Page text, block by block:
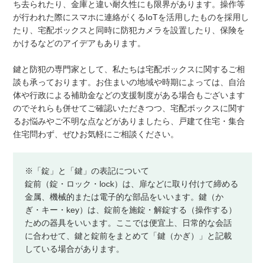
ち去られたり、金庫と違い耐久性にも限界があります。操作等
が行われた際にスマホに連絡がくるIoTを活用したものを採用し
たり、宅配ボックスと同時に防犯カメラを設置したり、保険を
かけるなどのアイデアもあります。
鍵と防犯の専門家として、私たちは宅配ボックスに関するご相
談も承っております。お住まいの地域や時期によっては、自治
体や行政による補助金などの支援制度がある場合もございます
のでそれらも併せてご確認いただきつつ、宅配ボックスに関す
るお悩みやご不明な点などがありましたら、戸建て住宅・集合
住宅問わず、ぜひお気軽にご相談ください。
※「錠」と「鍵」の表記について
錠前（錠・ロック・lock）は、扉などに取り付けて締める
金属、機械的または電子的な部品をいいます。鍵（か
ぎ・キー・key）は、錠前を施錠・解錠する（操作する）
ための器具をいいます。ここでは便宜上、日常的な会話
に合わせて、鍵と錠前をまとめて「鍵（かぎ）」と記載
している場合があります。